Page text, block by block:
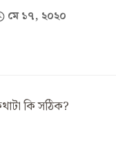
মে ১৭, ২০২০
কি সঠিক?